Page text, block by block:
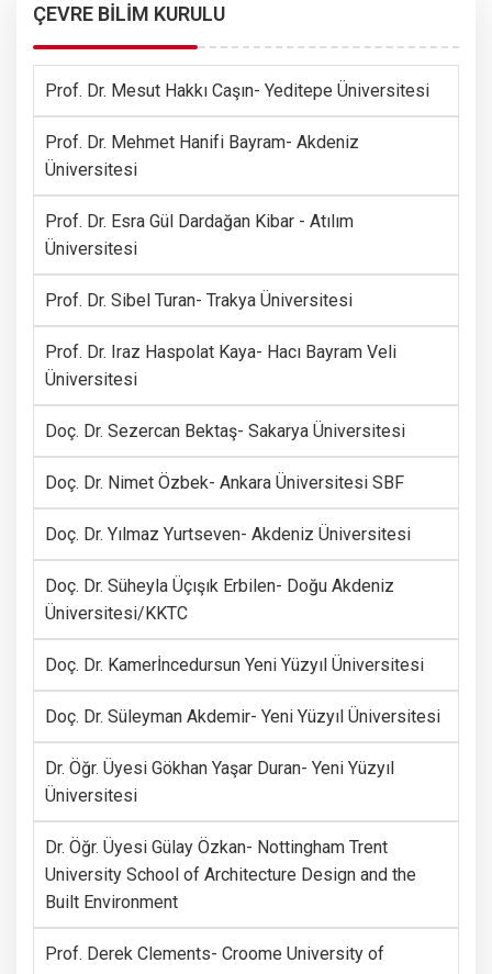
ÇEVRE BİLİM KURULU
Prof. Dr. Mesut Hakkı Caşın- Yeditepe Üniversitesi
Prof. Dr. Mehmet Hanifi Bayram- Akdeniz
Üniversitesi
Prof. Dr. Esra Gül Dardağan Kibar - Atılım
Üniversitesi
Prof. Dr. Sibel Turan- Trakya Üniversitesi
Prof. Dr. Iraz Haspolat Kaya- Hacı Bayram Veli
Üniversitesi
Doç. Dr. Sezercan Bektaş- Sakarya Üniversitesi
Doç. Dr. Nimet Özbek- Ankara Üniversitesi SBF
Doç. Dr. Yılmaz Yurtseven- Akdeniz Üniversitesi
Doç. Dr. Süheyla Üçışık Erbilen- Doğu Akdeniz
Üniversitesi/KKTC
Doç. Dr. Kamerİncedursun Yeni Yüzyıl Üniversitesi
Doç. Dr. Süleyman Akdemir- Yeni Yüzyıl Üniversitesi
Dr. Öğr. Üyesi Gökhan Yaşar Duran- Yeni Yüzyıl
Üniversitesi
Dr. Öğr. Üyesi Gülay Özkan- Nottingham Trent
University School of Architecture Design and the
Built Environment
Prof. Derek Clements- Croome University of